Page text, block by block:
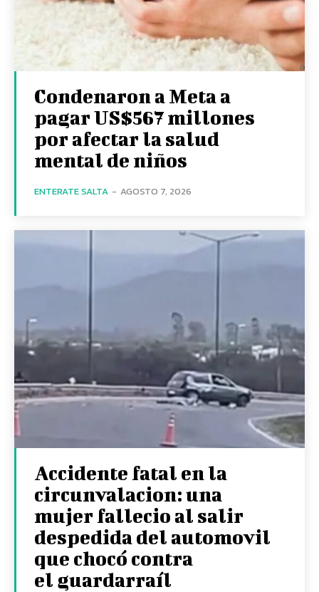
Condenaron a Meta a
pagar US$567 millones
por afectar la salud
mental de niños
ENTERATE SALTA - AGOSTO 7, 2026
Accidente fatal en la
circunvalacion: una
mujer fallecio al salir
despedida del automovil
que chocó contra
el guardarraíl